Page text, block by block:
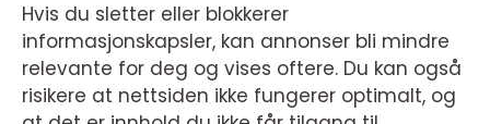
Hvis du sletter eller blokkerer
informasjonskapsler, kan annonser bli mindre
relevante for deg og vises oftere. Du kan også
risikere at nettsiden ikke fungerer optimalt, og